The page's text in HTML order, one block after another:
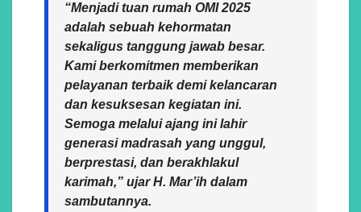
“Menjadi tuan rumah OMI 2025
adalah sebuah kehormatan
sekaligus tanggung jawab besar.
Kami berkomitmen memberikan
pelayanan terbaik demi kelancaran
dan kesuksesan kegiatan ini.
Semoga melalui ajang ini lahir
generasi madrasah yang unggul,
berprestasi, dan berakhlakul
karimah,” ujar H. Mar’ih dalam
sambutannya.